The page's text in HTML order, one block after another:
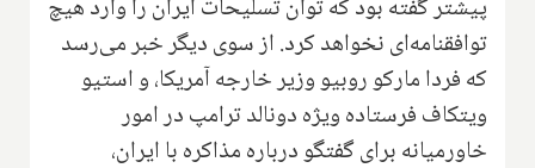
پیشتر گفته بود که توان تسلیحات ایران را وارد هیچ
توافقنامه‌ای نخواهد کرد. از سوی دیگر خبر می‌رسد
که فردا مارکو روبیو وزیر خارجه آمریکا، و استیو
ویتکاف فرستاده ویژه دونالد ترامپ در امور
خاورمیانه برای گفتگو درباره مذاکره با ایران،